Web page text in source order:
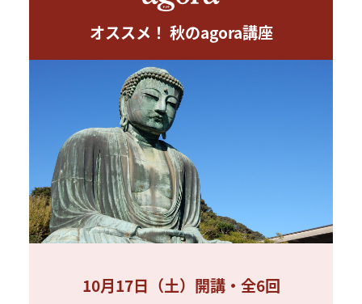
オススメ！ 秋のagora講座
10月17日（土）開講・全6回